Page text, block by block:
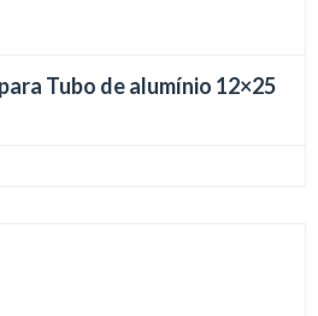
Tubo de alumínio 12×25